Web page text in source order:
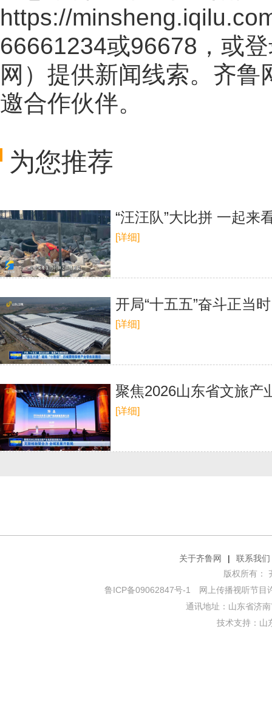
https://
66661234或96678，或
网 ）提供新闻线索。齐鲁
邀合作伙伴。
为您推荐
“汪汪队”大比拼 一起来
[详细]
开局“十五五”奋斗正当
[详细]
聚焦2026山东省文旅产
[详细]
关于齐鲁网 |
联系我们
版权所有：
鲁ICP备09062847号-1
网上传播视听节目
通讯地址：山东省济
技术支持： 山